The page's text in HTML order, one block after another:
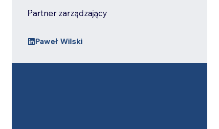
Partner zarządzający
Paweł Wilski